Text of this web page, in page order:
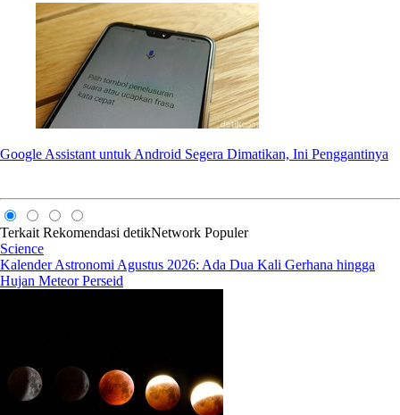
Google Assistant untuk Android Segera Dimatikan, Ini Penggantinya
Terkait Rekomendasi detikNetwork Populer
Science
Kalender Astronomi Agustus 2026: Ada Dua Kali Gerhana hingga
Hujan Meteor Perseid